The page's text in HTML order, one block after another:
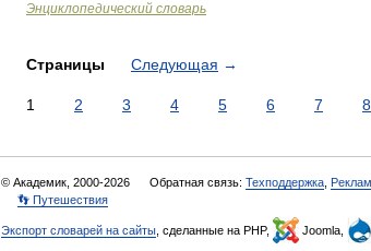
Энциклопедический словарь
Страницы Следующая →
1 2 3 4 5 6 7 8
© Академик, 2000-2026 Обратная связь: Техподдержка
👣 Путешествия
Экспорт словарей на сайты , сделанные на PHP, Joomla,